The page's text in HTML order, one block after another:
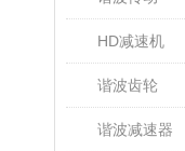
HD减速机
谐波齿轮
谐波减速器